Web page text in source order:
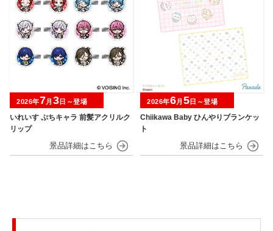
いれいす ぷちキャラ 前髪アクリルク
リップ
2026年7月 3日～登場
Chiikawa Baby ひんやりブランケッ
ト
2026年6月 5日～登場